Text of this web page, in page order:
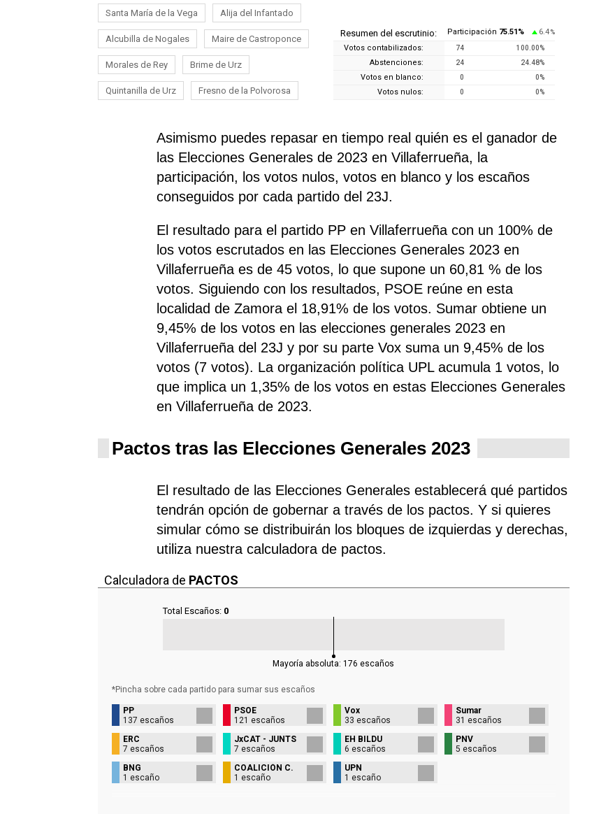
Santa María de la Vega Alija del Infantado
Alcubilla de Nogales Maire de Castroponce
Morales de Rey Brime de Urz
Quintanilla de Urz Fresno de la Polvorosa
Resumen del escrutinio: Participación 75.51% 6.4 %
Votos contabilizados: 74 100.00%
Abstenciones: 24 24.48%
Votos en blanco: 0 0%
Votos nulos: 0 0%
Asimismo puedes repasar en tiempo real quién es el ganador de
las Elecciones Generales de 2023 en Villaferrueña, la
participación, los votos nulos, votos en blanco y los escaños
conseguidos por cada partido del 23J.
El resultado para el partido PP en Villaferrueña con un 100% de
los votos escrutados en las Elecciones Generales 2023 en
Villaferrueña es de 45 votos, lo que supone un 60,81 % de los
votos. Siguiendo con los resultados, PSOE reúne en esta
localidad de Zamora el 18,91% de los votos. Sumar obtiene un
9,45% de los votos en las elecciones generales 2023 en
Villaferrueña del 23J y por su parte Vox suma un 9,45% de los
votos (7 votos). La organización política UPL acumula 1 votos, lo
que implica un 1,35% de los votos en estas Elecciones Generales
en Villaferrueña de 2023.
Pactos tras las Elecciones Generales 2023
El resultado de las Elecciones Generales establecerá qué partidos
tendrán opción de gobernar a través de los pactos. Y si quieres
simular cómo se distribuirán los bloques de izquierdas y derechas,
utiliza nuestra calculadora de pactos.
Calculadora de PACTOS
Total Escaños: 0
Mayoría absoluta:176 escaños
*Pincha sobre cada partido para sumar sus escaños
PP
137 escaños
PSOE
121 escaños
Vox
33 escaños
Sumar
31 escaños
ERC
7 escaños
JxCAT - JUNTS
7 escaños
EH BILDU
6 escaños
PNV
5 escaños
BNG
1 escaño
COALICIÓN C.
1 escaño
UPN
1 escaño